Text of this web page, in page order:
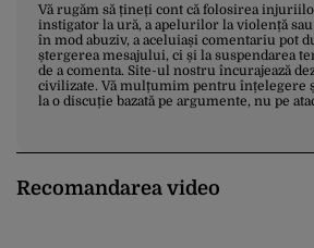
Vă rugăm să țineți cont că folosirea
instigator la ură, a apelurilor la violență
în mod abuziv, a aceluiași comentariu pot
ștergerea mesajului, ci și la suspendarea
de a comenta. Site-ul nostru încurajează
civilizate. Vă mulțumim pentru înțelegere
la o discuție bazată pe argumente, nu pe
Recomandarea video